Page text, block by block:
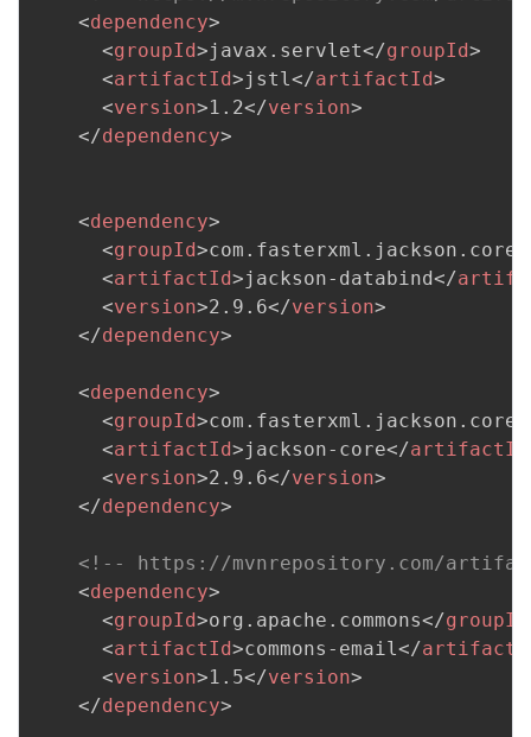
<dependency>
<groupId>javax.servlet</groupId>
<artifactId>jstl</artifactId>
<version>1.2</version>
</dependency>
<dependency>
<groupId>com.fasterxml.jackson.core
<artifactId>jackson-databind</
<version>2.9.6</version>
</dependency>
<dependency>
<groupId>com.fasterxml.jackson.core
<artifactId>jackson-core</artifactId
<version>2.9.6</version>
</dependency>
<!-- https://mvnrepository.com/artifact/
<dependency>
<groupId>org.apache.commons</groupId
<artifactId>commons-email</
<version>1.5</version>
</dependency>